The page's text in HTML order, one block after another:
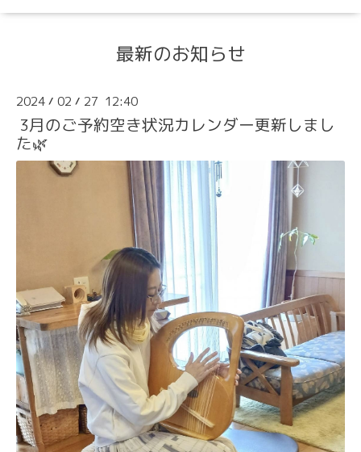
最新のお知らせ
2024 / 02 / 27 12:40
3月のご予約空き状況カレンダー更新しまし
た🌿